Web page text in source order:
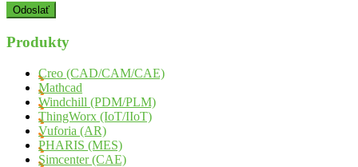
Produkty
Creo (CAD/CAM/CAE)
Mathcad
Windchill (PDM/PLM)
ThingWorx (IoT/IIoT)
Vuforia (AR)
PHARIS (MES)
Simcenter (CAE)